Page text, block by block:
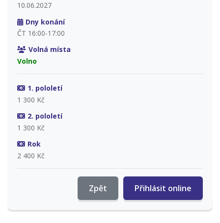
10.06.2027
Dny konání
ČT 16:00-17:00
Volná místa
Volno
1. pololetí
1 300 Kč
2. pololetí
1 300 Kč
Rok
2 400 Kč
Přihlásit online
Zpět